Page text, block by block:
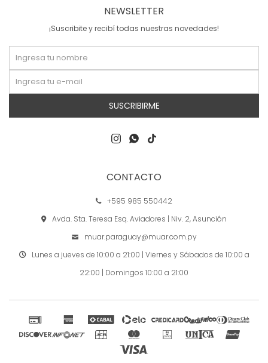
CONTACTO
+595 985 550442
Avda. Sta. Teresa Esq. Aviadores | Niv. 2, Asunción
muar.paraguay@muar.com.py
Lunes a jueves de 10:00 a 21:00 | Viernes y Sábados de 10:00 a
22:00 | Domingos 10:00 a 21:00
NEWSLETTER
¡Suscribite y recibí todas nuestras novedades!
SUSCRIBIRME
  